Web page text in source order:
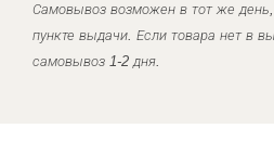
Самовывоз возможен в тот же
пункте выдачи. Если товара нет в
самовывоз 1-2 дня.